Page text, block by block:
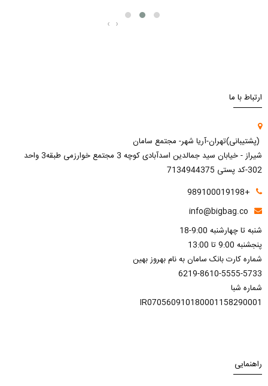
‹ ›
ارتباط با ما
(پشتیبانی)تهران-آریا شهر- مجتمع سامان
شیراز - خیابان سید جمالدین اسدآبادی کوچه 3 مجتمع خوارزمی طبقه3 واحد
302-کد پستی 7134944375
+989100019198
info@bigbag.co
شنبه تا چهارشنبه 9:00-18
پنجشنبه 9:00 تا 13:00
شماره کارت بانک سامان به نام بهروز بهین
6219-8610-5555-5733
شماره شبا
IR070560910180001158290001
راهنمایی